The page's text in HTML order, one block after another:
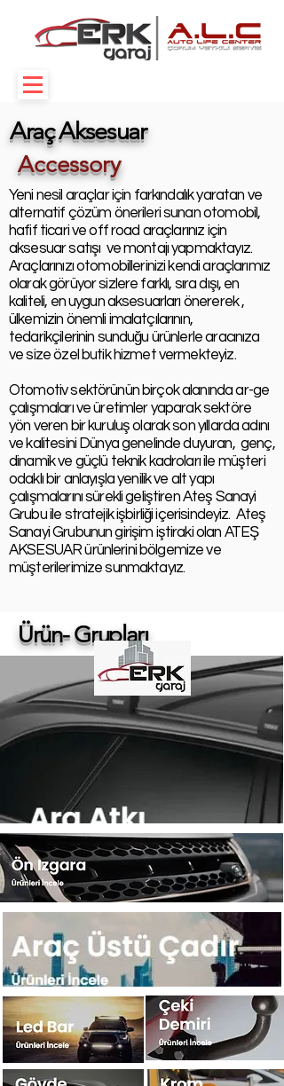
Araç Aksesuar
Accessory
Yeni nesil araçlar için farkındalık yaratan ve
alternatif çözüm önerileri sunan otomobil,
hafif ticari ve off road araçlarınız için
aksesuar satışı ve montajı yapmaktayız.
Araçlarınızı otomobillerinizi kendi araçlarımız
olarak görüyor sizlere farklı, sıra dışı, en
kaliteli, en uygun aksesuarları önererek ,
ülkemizin önemli imalatçılarının,
tedarikçilerinin sunduğu ürünlerle aracınıza
ve size özel butik hizmet vermekteyiz.
Otomotiv sektörünün birçok alanında ar-ge
çalışmaları ve üretimler yaparak sektöre
yön veren bir kuruluş olarak son yıllarda adını
ve kalitesini Dünya genelinde duyuran, genç,
dinamik ve güçlü teknik kadroları ile müşteri
odaklı bir anlayışla yenilik ve alt yapı
çalışmalarını sürekli geliştiren Ateş Sanayi
Grubu ile stratejik işbirliği içerisindeyiz. Ateş
Sanayi Grubunun girişim iştiraki olan ATEŞ
AKSESUAR ürünlerini bölgemize ve
müşterilerimize sunmaktayız.
Ürün- Grupları